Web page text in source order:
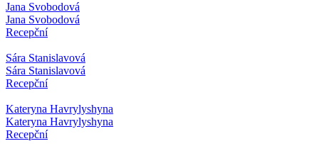
Jana Svobodová
Jana Svobodová
Recepční
Sára Stanislavová
Sára Stanislavová
Recepční
Kateryna Havrylyshyna
Kateryna Havrylyshyna
Recepční